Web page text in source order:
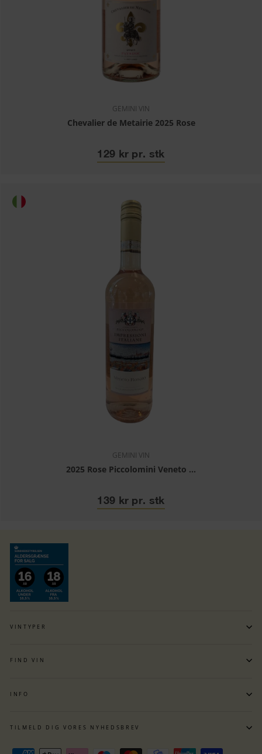
GEMINI VIN
Chevalier de Metairie 2025 Rose
129 kr pr. stk
GEMINI VIN
2025 Rose Piccolomini Veneto ...
139 kr pr. stk
VINTYPER
FIND VIN
INFO
TILMELD DIG VORES NYHEDSBREV